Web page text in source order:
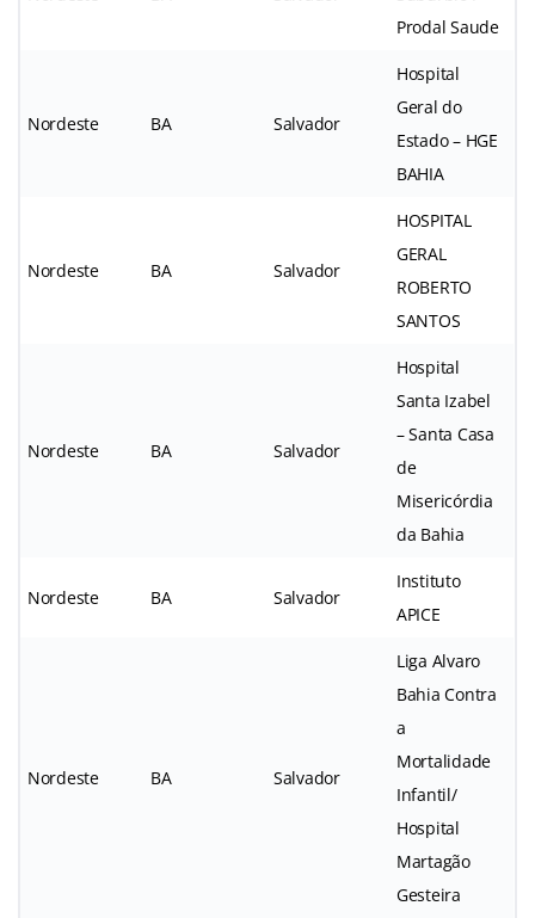
Prodal Saude
Nordeste BA Salvador
Hospital
Geral do
Estado – HGE
BAHIA
Nordeste BA Salvador
HOSPITAL
GERAL
ROBERTO
SANTOS
Nordeste BA Salvador
Hospital
Santa Izabel
– Santa Casa
de
Misericórdia
da Bahia
Nordeste BA Salvador
Instituto
APICE
Nordeste BA Salvador
Liga Alvaro
Bahia Contra
a
Mortalidade
Infantil/
Hospital
Martagão
Gesteira